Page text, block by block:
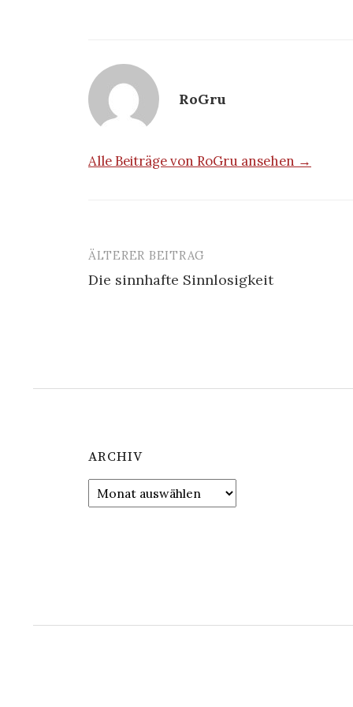
RoGru
Alle Beiträge von RoGru ansehen →
Beitrags-
Navigation
ÄLTERER BEITRAG
Die sinnhafte Sinnlosigkeit
ARCHIV
Archiv